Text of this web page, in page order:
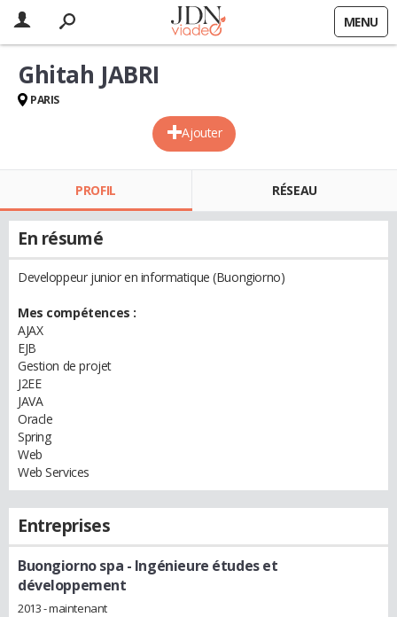
MENU
Ajouter
Ghitah JABRI
PARIS
PROFIL RÉSEAU
En résumé
Developpeur junior en informatique (Buongiorno)
Mes compétences :
AJAX
EJB
Gestion de projet
J2EE
JAVA
Oracle
Spring
Web
Web Services
Entreprises
Buongiorno spa - Ingénieure études et
développement
2013 - maintenant